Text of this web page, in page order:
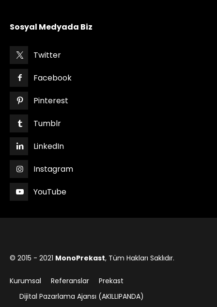
Sosyal Medyada Biz
Twitter
Facebook
Pinterest
Tumblr
LinkedIn
Instagram
YouTube
© 2015 - 2021 MonoPrekast, Tüm Hakları Saklıdır.
Kurumsal Referanslar
Prekast
Dijital Pazarlama Ajansı (AKILLIPANDA)